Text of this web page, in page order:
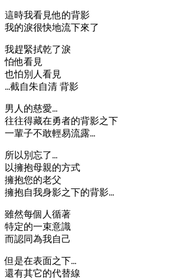
這時我看見他的背影
我的淚很快地流下來了
我趕緊拭乾了淚
怕他看見
也怕別人看見
…截自朱自清 背影
男人的慈愛…
往往得藏在勇者的背影之下
一輩子不敢輕易流露…
所以別忘了…
以擁抱母親的方式
擁抱您的老父
擁抱自我身影之下的背影…
雖然每個人循著
特定的一束意識
而認同為我自己
但是在表面之下…
還有其它的代替線